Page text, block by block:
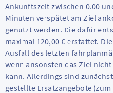
Ankunftszeit zwischen 0.00
Minuten verspätet am Ziel
genutzt werden. Die dafür
maximal 120,00 € erstattet.
Ausfall des letzten
wenn ansonsten das Ziel nicht
kann. Allerdings sind
gestellte Ersatzangebote (zum